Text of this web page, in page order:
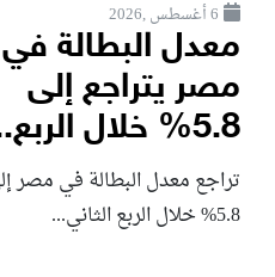
6 أغسطس ,2026
معدل البطالة في
مصر يتراجع إلى
5.8% خلال الربع...
تراجع معدل البطالة في مصر
5.8% خلال الربع الثاني...